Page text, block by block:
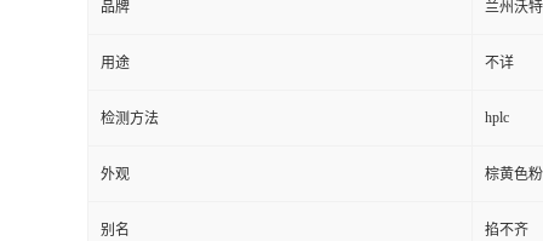
品牌 兰州沃
用途 不详
检测方法 hplc
外观 棕黄色
别名 掐不齐